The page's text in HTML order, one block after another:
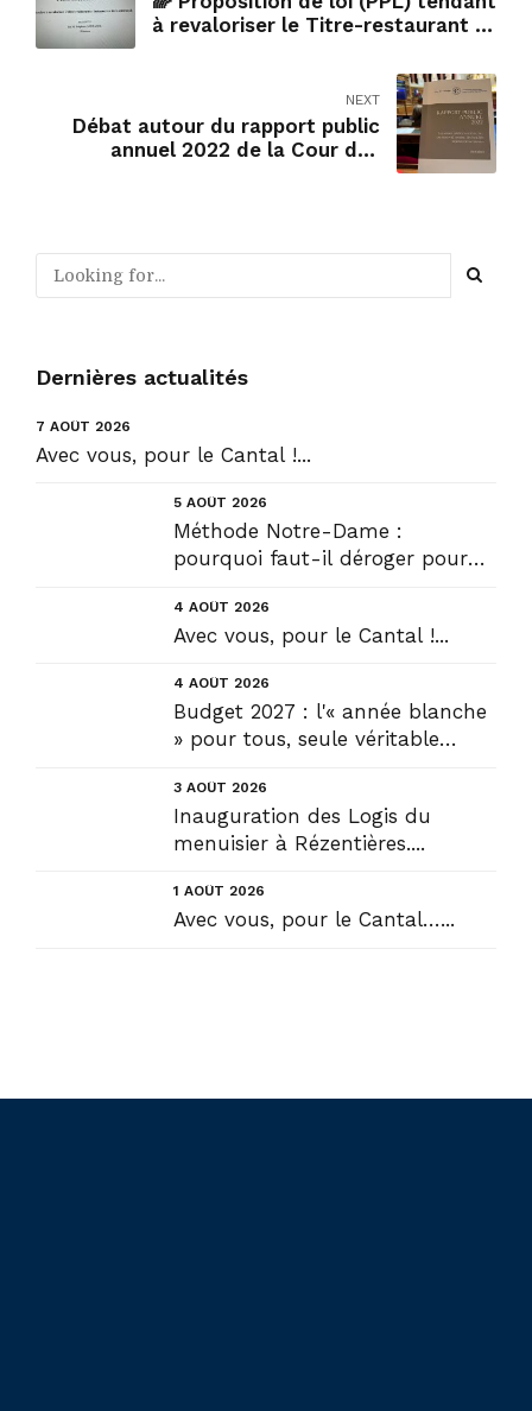
à revaloriser le Titre-restaurant et
NEXT
Débat autour du rapport public
annuel 2022 de la Cour des
Dernières actualités
7 AOÛT 2026
Avec vous, pour le Cantal !...
5 AOÛT 2026
Méthode Notre-Dame :
pourquoi faut-il déroger pour
4 AOÛT 2026
Avec vous, pour le Cantal !...
4 AOÛT 2026
Budget 2027 : l'« année blanche
» pour tous, seule véritable
3 AOÛT 2026
Inauguration des Logis du
menuisier à Rézentières....
1 AOÛT 2026
Avec vous, pour le Cantal…...